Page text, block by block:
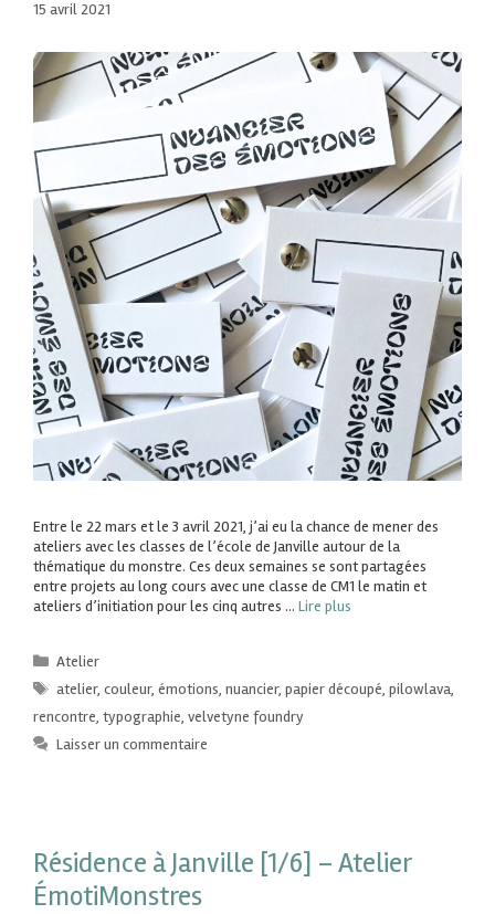
15 avril 2021
Entre le 22 mars et le 3 avril 2021, j’ai eu la chance de mener des
ateliers avec les classes de l’école de Janville autour de la
thématique du monstre. Ces deux semaines se sont partagées
entre projets au long cours avec une classe de CM1 le matin et
ateliers d’initiation pour les cinq autres … Lire plus
Atelier
atelier,couleur,émotions,nuancier,papier découpé,pilowlava,
rencontre, typographie, velvetyne foundry
Laisser un commentaire
Résidence à Janville [1/6] – Atelier
ÉmotiMonstres